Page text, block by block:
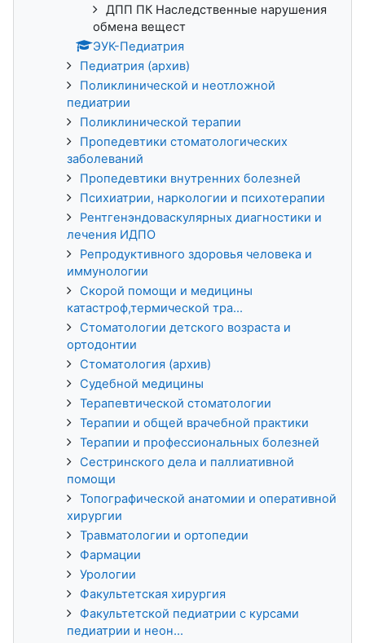
ДПП ПК Наследственные нарушения
обмена вещест
ЭУК-Педиатрия
Педиатрия (архив)
Поликлинической и неотложной
педиатрии
Поликлинической терапии
Пропедевтики стоматологических
заболеваний
Пропедевтики внутренних болезней
Психиатрии, наркологии и психотерапии
Рентгенэндоваскулярных диагностики и
лечения ИДПО
Репродуктивного здоровья человека и
иммунологии
Скорой помощи и медицины
катастроф,термической тра...
Стоматологии детского возраста и
ортодонтии
Стоматология (архив)
Судебной медицины
Терапевтической стоматологии
Терапии и общей врачебной практики
Терапии и профессиональных болезней
Сестринского дела и паллиативной
помощи
Топографической анатомии и оперативной
хирургии
Травматологии и ортопедии
Фармации
Урологии
Факультетская хирургия
Факультетской педиатрии с курсами
педиатрии и неон...